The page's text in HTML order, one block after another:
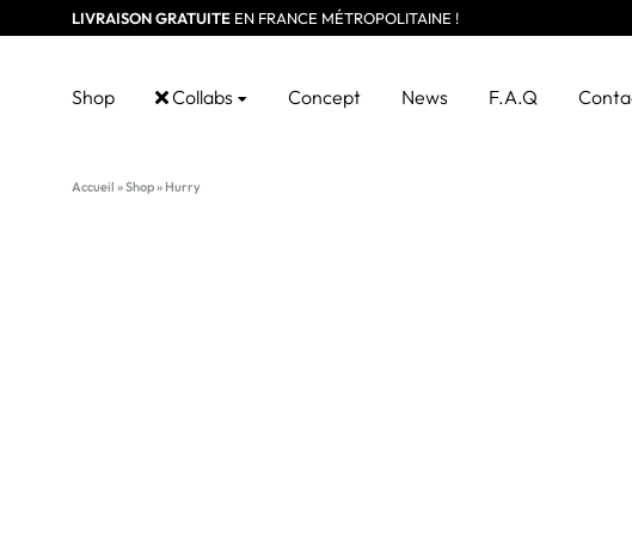
LIVRAISON GRATUITE EN FRANCE MÉTROPOLITAINE !
Shop Collabs Concept News F.A.Q
Accueil »Shop» Hurry